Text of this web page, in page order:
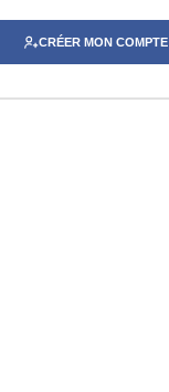
CRÉER MON COMPTE